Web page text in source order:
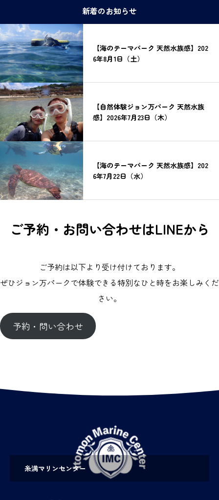
新着のお知らせ
【海のテーマパーク 天然水族感】202
6年8月1日（土）
【自然体験ジョン万パーク 天然水族
感】2026年7月23日（木）
【海のテーマパーク 天然水族感】202
6年7月22日（水）
ご予約・お問い合わせはLINEから
ご予約は以下より受け付けております。
ぜひジョン万パークで体験できる特別なひと時をお楽しみくだ
さい。
予約・問い合わせ
糸満マリンセンター